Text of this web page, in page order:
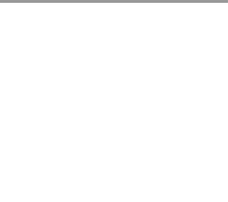
Comprend un fermoir de